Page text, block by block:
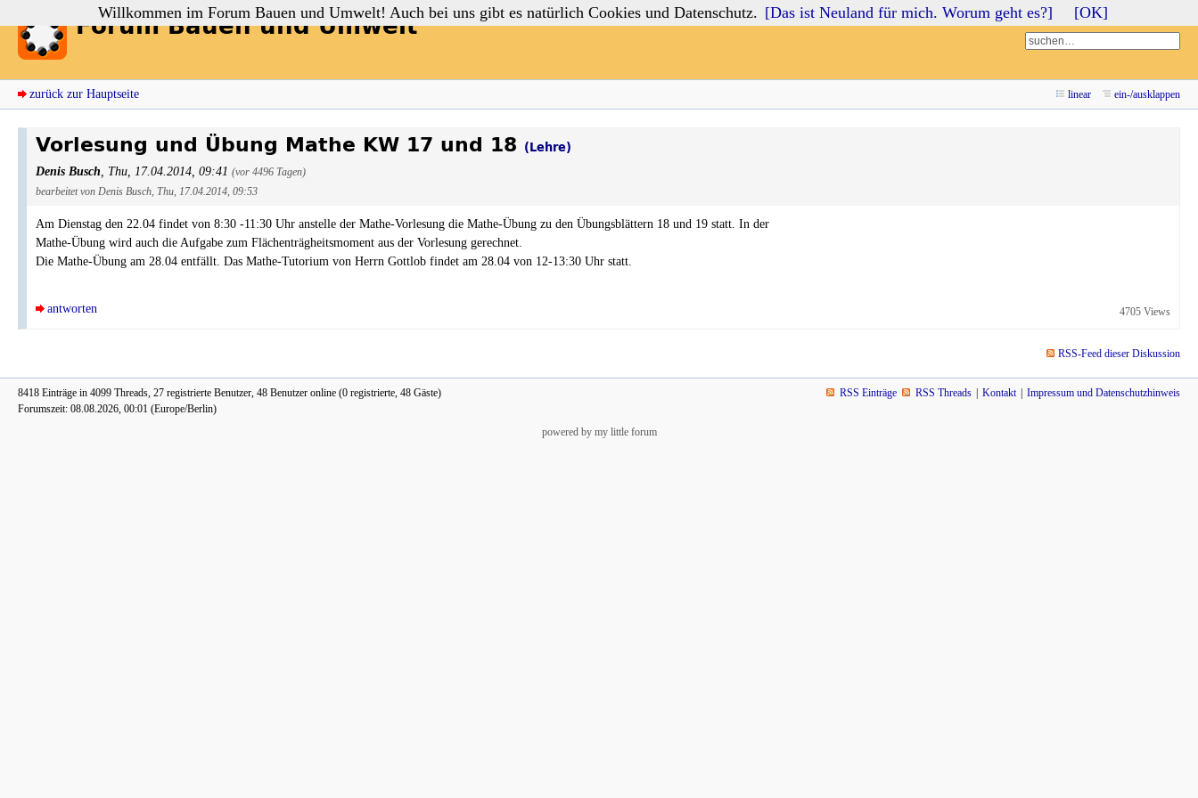
Forum Bauen und Umwelt Login
zurück zur Hauptseite linear ein-/ausklappen
Vorlesung und Übung Mathe KW 17 und 18 (Lehre)
Denis Busch Thu, 17.04.2014, 09:41 (vor 4496 Tagen)
bearbeitet von Denis Busch, Thu, 17.04.2014, 09:53
Am Dienstag den 22.04 findet von 8:30 -11:30 Uhr anstelle der Mathe-Vorlesung die Mathe-Übung zu den Übungsblättern 18 und 19 statt. In der
Mathe-Übung wird auch die Aufgabe zum Flächenträgheitsmoment aus der Vorlesung gerechnet.
Die Mathe-Übung am 28.04 entfällt. Das Mathe-Tutorium von Herrn Gottlob findet am 28.04 von 12-13:30 Uhr statt.
antworten 4705 Views
RSS-Feed dieser Diskussion
8418 Einträge in 4099 Threads, 27 registrierte Benutzer, 48 Benutzer online (0 registrierte, 48 Gäste)
Forumszeit: 08.08.2026, 00:01 (Europe/Berlin)
RSS Einträge RSS Threads Kontakt Impressum und Datenschutzhinweis
powered by my little forum
Willkommen im Forum Bauen und Umwelt! Auch bei uns gibt es natürlich Cookies und Datenschutz. [Das ist Neuland für mich. Worum geht es?] [OK]